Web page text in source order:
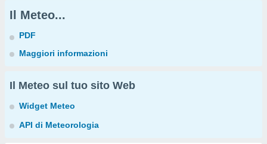
Il Meteo...
PDF
Maggiori informazioni
Il Meteo sul tuo sito Web
Widget Meteo
API di Meteorologia